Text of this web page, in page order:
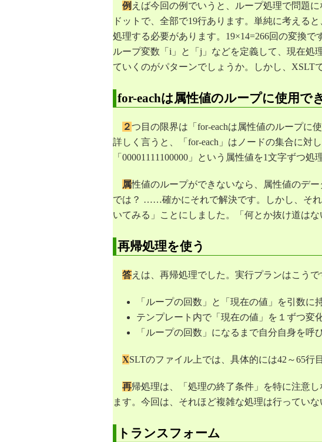
39
40
41
42
44
45
46
48
49
50
51
53
54
55
58
59
60
61
64
65
67
68
</xsl:template>
< xsl:template name =" countup">
<
/>
<xsl:param name ="len"/>
<xsl:choose
<xsl:when test "substring(@value,$prmcount,1) = '0' "
</ xsl:when >
<xsl:when test= "substring(@value,$prmcount,1) = '1'"
<td xsl:use-attribute-sets="cell1"></td>
</
<xsl:when test ="substring(@value,$prmcount,1) = '2'"
< td xsl:use-attribute-sets= "cell2 " ></td>
</ xsl:when
>
< xsl:when test ="substring(@value,$prmcount,1) = '3'"
</xsl:choose>
<
xsl:if test " $prmcount != $len" >
< xsl:call-template name="countup
>
< xsl:with-param name prmcount" select="
</xsl:if >
</xsl:template>
</xsl:stylesheet>
例 えば今回の例でいうと、ループ処理で問題
ドットで、全部で19行あります。単純に考える
処理する必要があります。19×14=266回の変換で
ループ変数「i」と「j」などを定義して、現在処
ていくのがパターンでしょうか。しかし、XSLT
for-eachは属性値のループに使用で
２つ目の限界は「for-eachは属性値のループに
詳しく言うと、「for-each」はノードの集合に対
「00001111100000」という属性値を1文字ずつ処
属性値のループができないなら、属性値のデ
では？ ……確かにそれで解決です。しかし、そ
いてみる」ことにしました。「何とか抜け道はな
再帰処理を使う
答えは、再帰処理でした。実行プランはこうで
「ループの回数」と「現在の値」を引数に
テンプレート内で「現在の値」を１ずつ変
「ループの回数」になるまで自分自身を呼
XSLTのファイル上では、具体的には42～65行
再帰処理は、「処理の終了条件」を特に注意
ます。今回は、それほど複雑な処理は行ってい
トランスフォーム